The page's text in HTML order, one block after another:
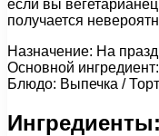
если вы
получается
Назначение: На
Основной
Блюдо: Выпечка /
Ингредиенты: